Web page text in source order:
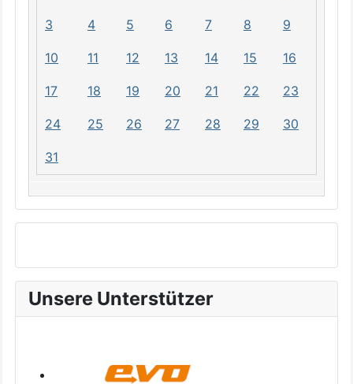
3 4 5 6 7 8 9
10 11 12 13 14 15 16
17 18 19 20 21 22 23
24 25 26 27 28 29 30
31
Unsere Unterstützer